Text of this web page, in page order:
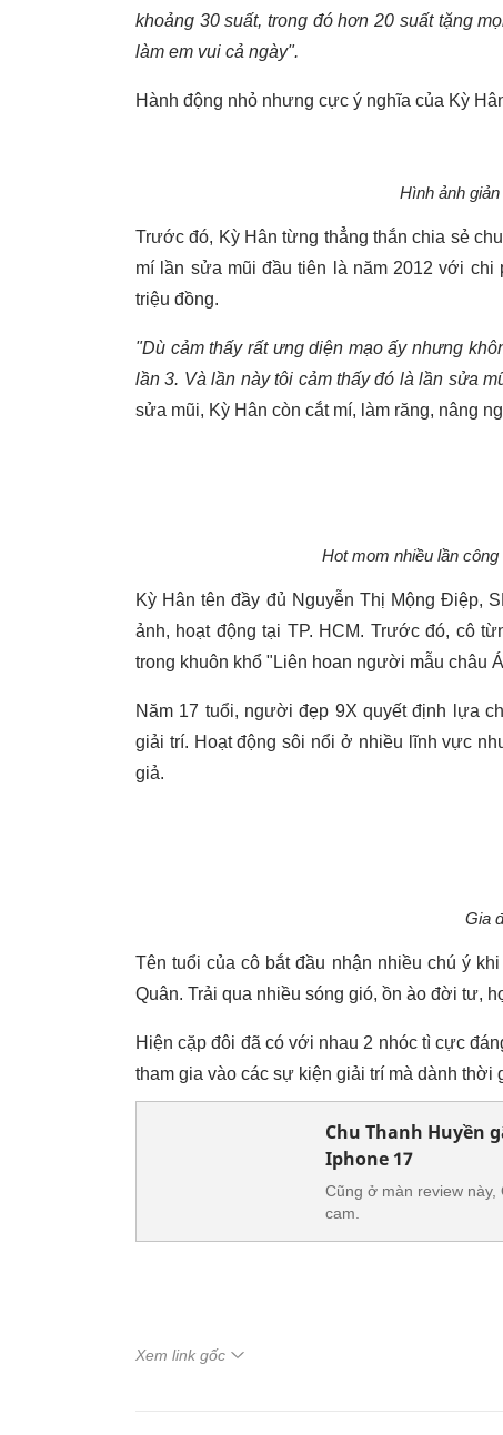
khoảng 30 suất, trong đó hơn 20 suất tặng
làm em vui cả ngày".
Hành động nhỏ nhưng cực ý nghĩa của Kỳ
Hình ảnh
Trước đó, Kỳ Hân từng thẳng thắn chia sẻ
mí lần sửa mũi đầu tiên là năm 2012 với
triệu đồng.
"Dù cảm thấy rất ưng diện mạo ấy nhưng
lần 3. Và lần này tôi cảm thấy đó là lần sửa
sửa mũi, Kỳ Hân còn cắt mí, làm răng, nâng
Hot mom nhiều lần
Kỳ Hân tên đầy đủ Nguyễn Thị Mộng Điệp,
ảnh, hoạt động tại TP. HCM. Trước đó, cô
trong khuôn khổ "Liên hoan người mẫu châu
Năm 17 tuổi, người đẹp 9X quyết định lựa
giải trí. Hoạt động sôi nổi ở nhiều lĩnh vực
giả.
Gia
Tên tuổi của cô bắt đầu nhận nhiều chú ý
Quân. Trải qua nhiều sóng gió, ồn ào đời tư,
Hiện cặp đôi đã có với nhau 2 nhóc tì cực
tham gia vào các sự kiện giải trí mà dành thời
Chu Thanh Huyền
Iphone 17
Cũng ở màn review
cam.
Xem link gốc